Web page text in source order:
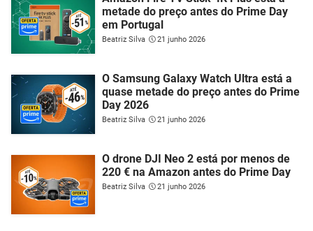
metade do preço antes do Prime Day
em Portugal
Beatriz Silva 21 junho 2026
O Samsung Galaxy Watch Ultra está a
quase metade do preço antes do Prime
Day 2026
Beatriz Silva 21 junho 2026
O drone DJI Neo 2 está por menos de
220 € na Amazon antes do Prime Day
Beatriz Silva 21 junho 2026